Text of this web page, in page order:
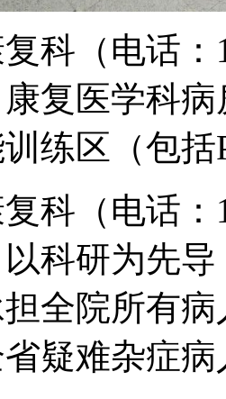
科（电话：
复医学科
练区（包括
科（电话：
科研为先
全院所有
疑难杂症